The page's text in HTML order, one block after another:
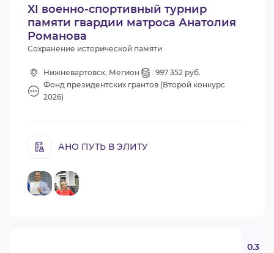
XI военно-спортивный турнир
памяти гвардии матроса Анатолия
Романова
Сохранение исторической памяти
Нижневартовск, Мегион
997 352 руб.
Фонд президентских грантов (Второй конкурс
2026)
АНО ПУТЬ В ЭЛИТУ
0.3